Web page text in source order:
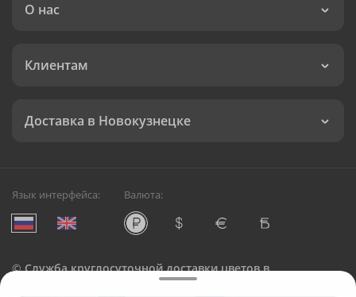
О нас
Клиентам
Доставка в Новокузнецке
Язык интерфейса: Валюта:
©Служба круглосуточной доставки цветов в